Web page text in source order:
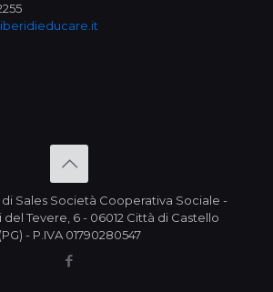
di Sales Società Cooperativa Sociale -
Tevere, 6 - 06012 Città di Castello
(PG) - P.IVA 01790280547